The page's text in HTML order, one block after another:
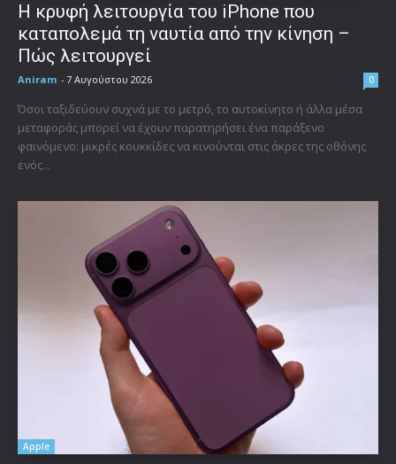
Η κρυφή λειτουργία του iPhone που
καταπολεμά τη ναυτία από την κίνηση –
Πώς λειτουργεί
Aniram - 7 Αυγούστου 2026 0
Όσοι ταξιδεύουν συχνά με το μετρό, το αυτοκίνητο ή άλλα μέσα
μεταφοράς μπορεί να έχουν παρατηρήσει ένα παράξενο
φαινόμενο: μικρές κουκκίδες να κινούνται στις άκρες της οθόνης
ενός...
Apple